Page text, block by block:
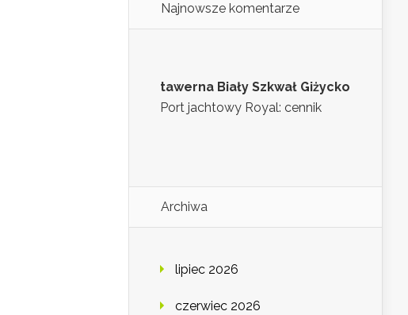
Najnowsze komentarze
tawerna Biały Szkwał Giżycko
Port jachtowy Royal: cennik
Archiwa
lipiec 2026
czerwiec 2026